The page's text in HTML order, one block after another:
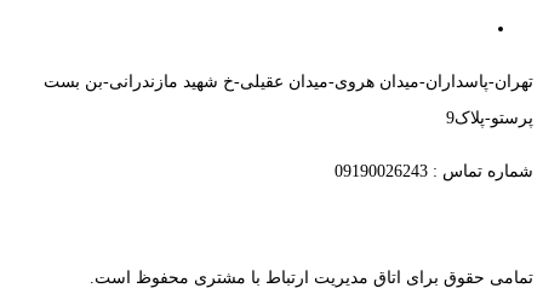
تهران-پاسداران-میدان هروی-میدان عقیلی-خ شهید مازندرانی-بن بست
پرستو-پلاک9
شماره تماس : 09190026243
تمامی حقوق برای اتاق مدیریت ارتباط با مشتری محفوظ است.